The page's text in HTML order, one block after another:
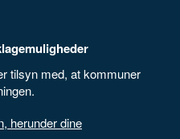
tilsyn med, at kommuner
herunder dine